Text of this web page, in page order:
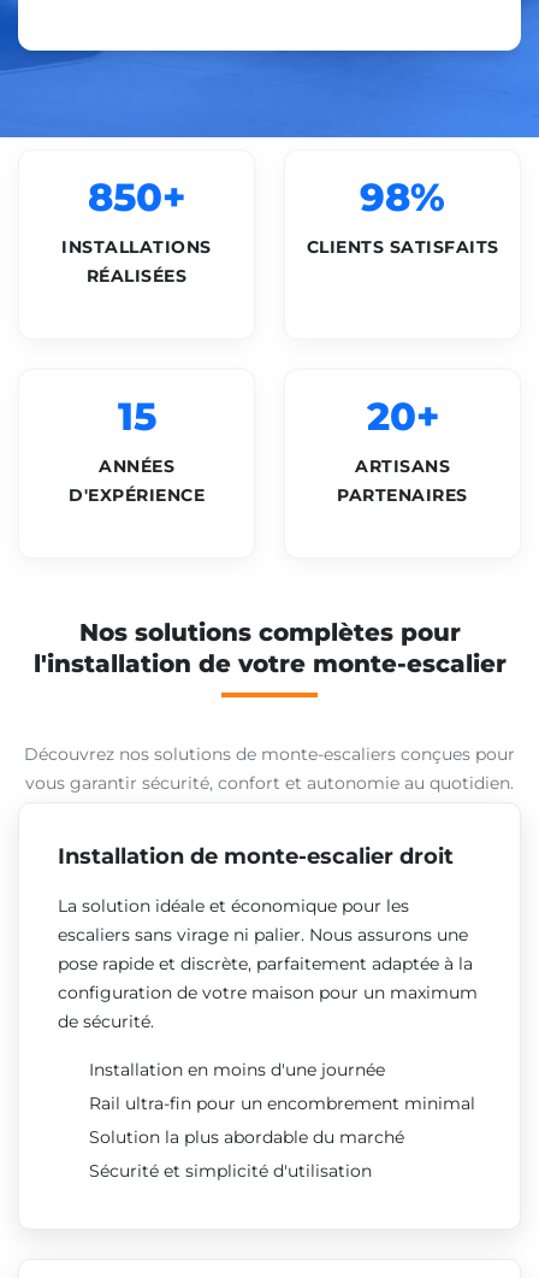
850+
INSTALLATIONS
RÉALISÉES
98%
CLIENTS SATISFAITS
15
ANNÉES
D'EXPÉRIENCE
20+
ARTISANS
PARTENAIRES
Nos solutions complètes pour
l'installation de votre monte-escalier
Découvrez nos solutions de monte-escaliers conçues pour
vous garantir sécurité, confort et autonomie au quotidien.
Installation de monte-escalier droit
La solution idéale et économique pour les
escaliers sans virage ni palier. Nous assurons une
pose rapide et discrète, parfaitement adaptée à la
configuration de votre maison pour un maximum
de sécurité.
Installation en moins d'une journée
Rail ultra-fin pour un encombrement minimal
Solution la plus abordable du marché
Sécurité et simplicité d'utilisation